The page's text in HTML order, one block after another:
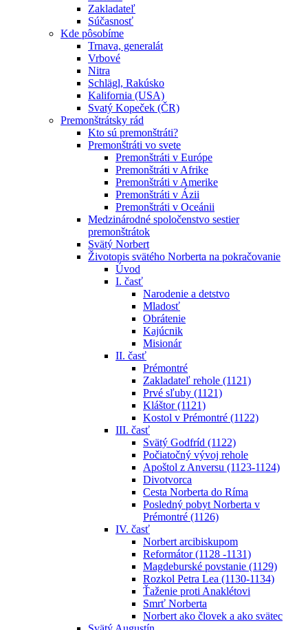
Zakladateľ
Súčasnosť
Kde pôsobíme
Trnava, generalát
Vrbové
Nitra
Schlägl, Rakúsko
Kalifornia (USA)
Svatý Kopeček (ČR)
Premonštrátsky rád
Kto sú premonštráti?
Premonštráti vo svete
Premonštráti v Európe
Premonštráti v Afrike
Premonštráti v Amerike
Premonštráti v Ázii
Premonštráti v Oceánii
Medzinárodné spoločenstvo sestier
premonštrátok
Svätý Norbert
Životopis svätého Norberta na pokračovanie
Úvod
I. časť
Narodenie a detstvo
Mladosť
Obrátenie
Kajúcnik
Misionár
II. časť
Prémontré
Zakladateľ rehole (1121)
Prvé sľuby (1121)
Kláštor (1121)
Kostol v Prémontré (1122)
III. časť
Svätý Godfríd (1122)
Počiatočný vývoj rehole
Apoštol z Anversu (1123-1124)
Divotvorca
Cesta Norberta do Ríma
Posledný pobyt Norberta v
Prémontré (1126)
IV. časť
Norbert arcibiskupom
Reformátor (1128 -1131)
Magdeburské povstanie (1129)
Rozkol Petra Lea (1130-1134)
Ťaženie proti Anaklétovi
Smrť Norberta
Norbert ako človek a ako svätec